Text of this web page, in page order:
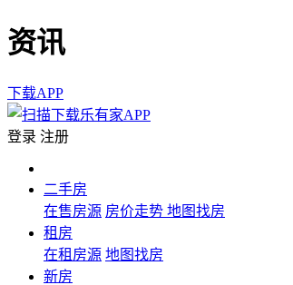
资讯
下载APP
登录 注册
二手房
在售房源 房价走势 地图找房
租房
在租房源 地图找房
新房